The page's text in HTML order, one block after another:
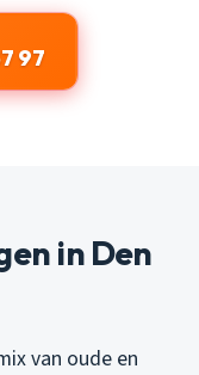
97
in Den
van oude en